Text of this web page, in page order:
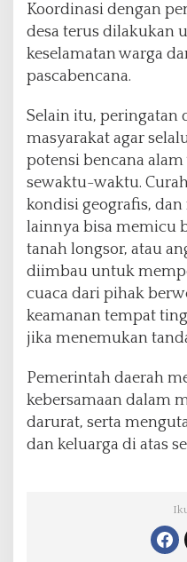
Koordinasi dengan
desa terus dilakukan
keselamatan warga
pascabencana.
Selain itu, peringatan
masyarakat agar
potensi bencana
sewaktu-waktu.
kondisi geografis,
lainnya bisa memicu
tanah longsor, atau
diimbau untuk
cuaca dari pihak
keamanan tempat
jika menemukan
Pemerintah daerah
kebersamaan dalam
darurat, serta
dan keluarga di atas